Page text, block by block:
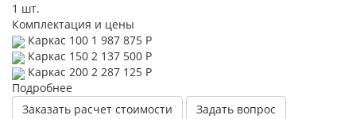
1 шт.
Комплектация и цены
Каркас 100 1 987 875 Р
Каркас 150 2 137 500 Р
Каркас 200 2 287 125 Р
Подробнее
Заказать расчет стоимости
Задать вопрос